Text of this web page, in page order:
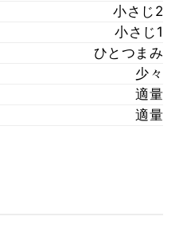
小さじ2
小さじ1
ひとつまみ
少々
適量
適量